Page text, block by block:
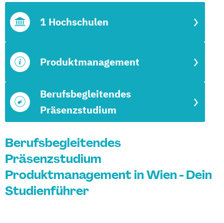
Berufsbegleitendes
Präsenzstudium
Produktmanagement
1 Hochschulen
Berufsbegleitendes
Präsenzstudium
Produktmanagement in Wien - Dein
Studienführer